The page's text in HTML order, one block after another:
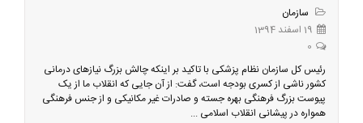
سازمان
19 اسفند 1394
0
رئیس کل سازمان نظام پزشکی با تاکید بر اینکه چالش بزرگ نیازهای درمانی
کشور ناشی از کسری بودجه است، گفت: از آن جایی که انقلاب ما از یک
پیوست بزرگ فرهنگی بهره جسته و صادرات غیر مکانیکی و از جنس فرهنگی
همواره در پیشانی انقلاب اسلامی ...